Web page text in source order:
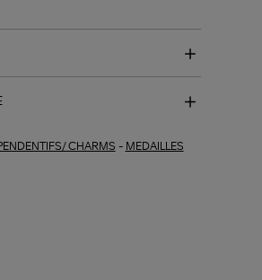
CHARMS - MEDAILLES